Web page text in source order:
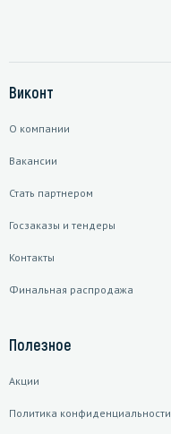
Виконт
О компании
Вакансии
Стать партнером
Госзаказы и тендеры
Контакты
Финальная распродажа
Полезное
Акции
Политика конфиденциальности